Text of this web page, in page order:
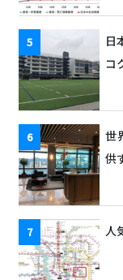
日
コ
世
供
人